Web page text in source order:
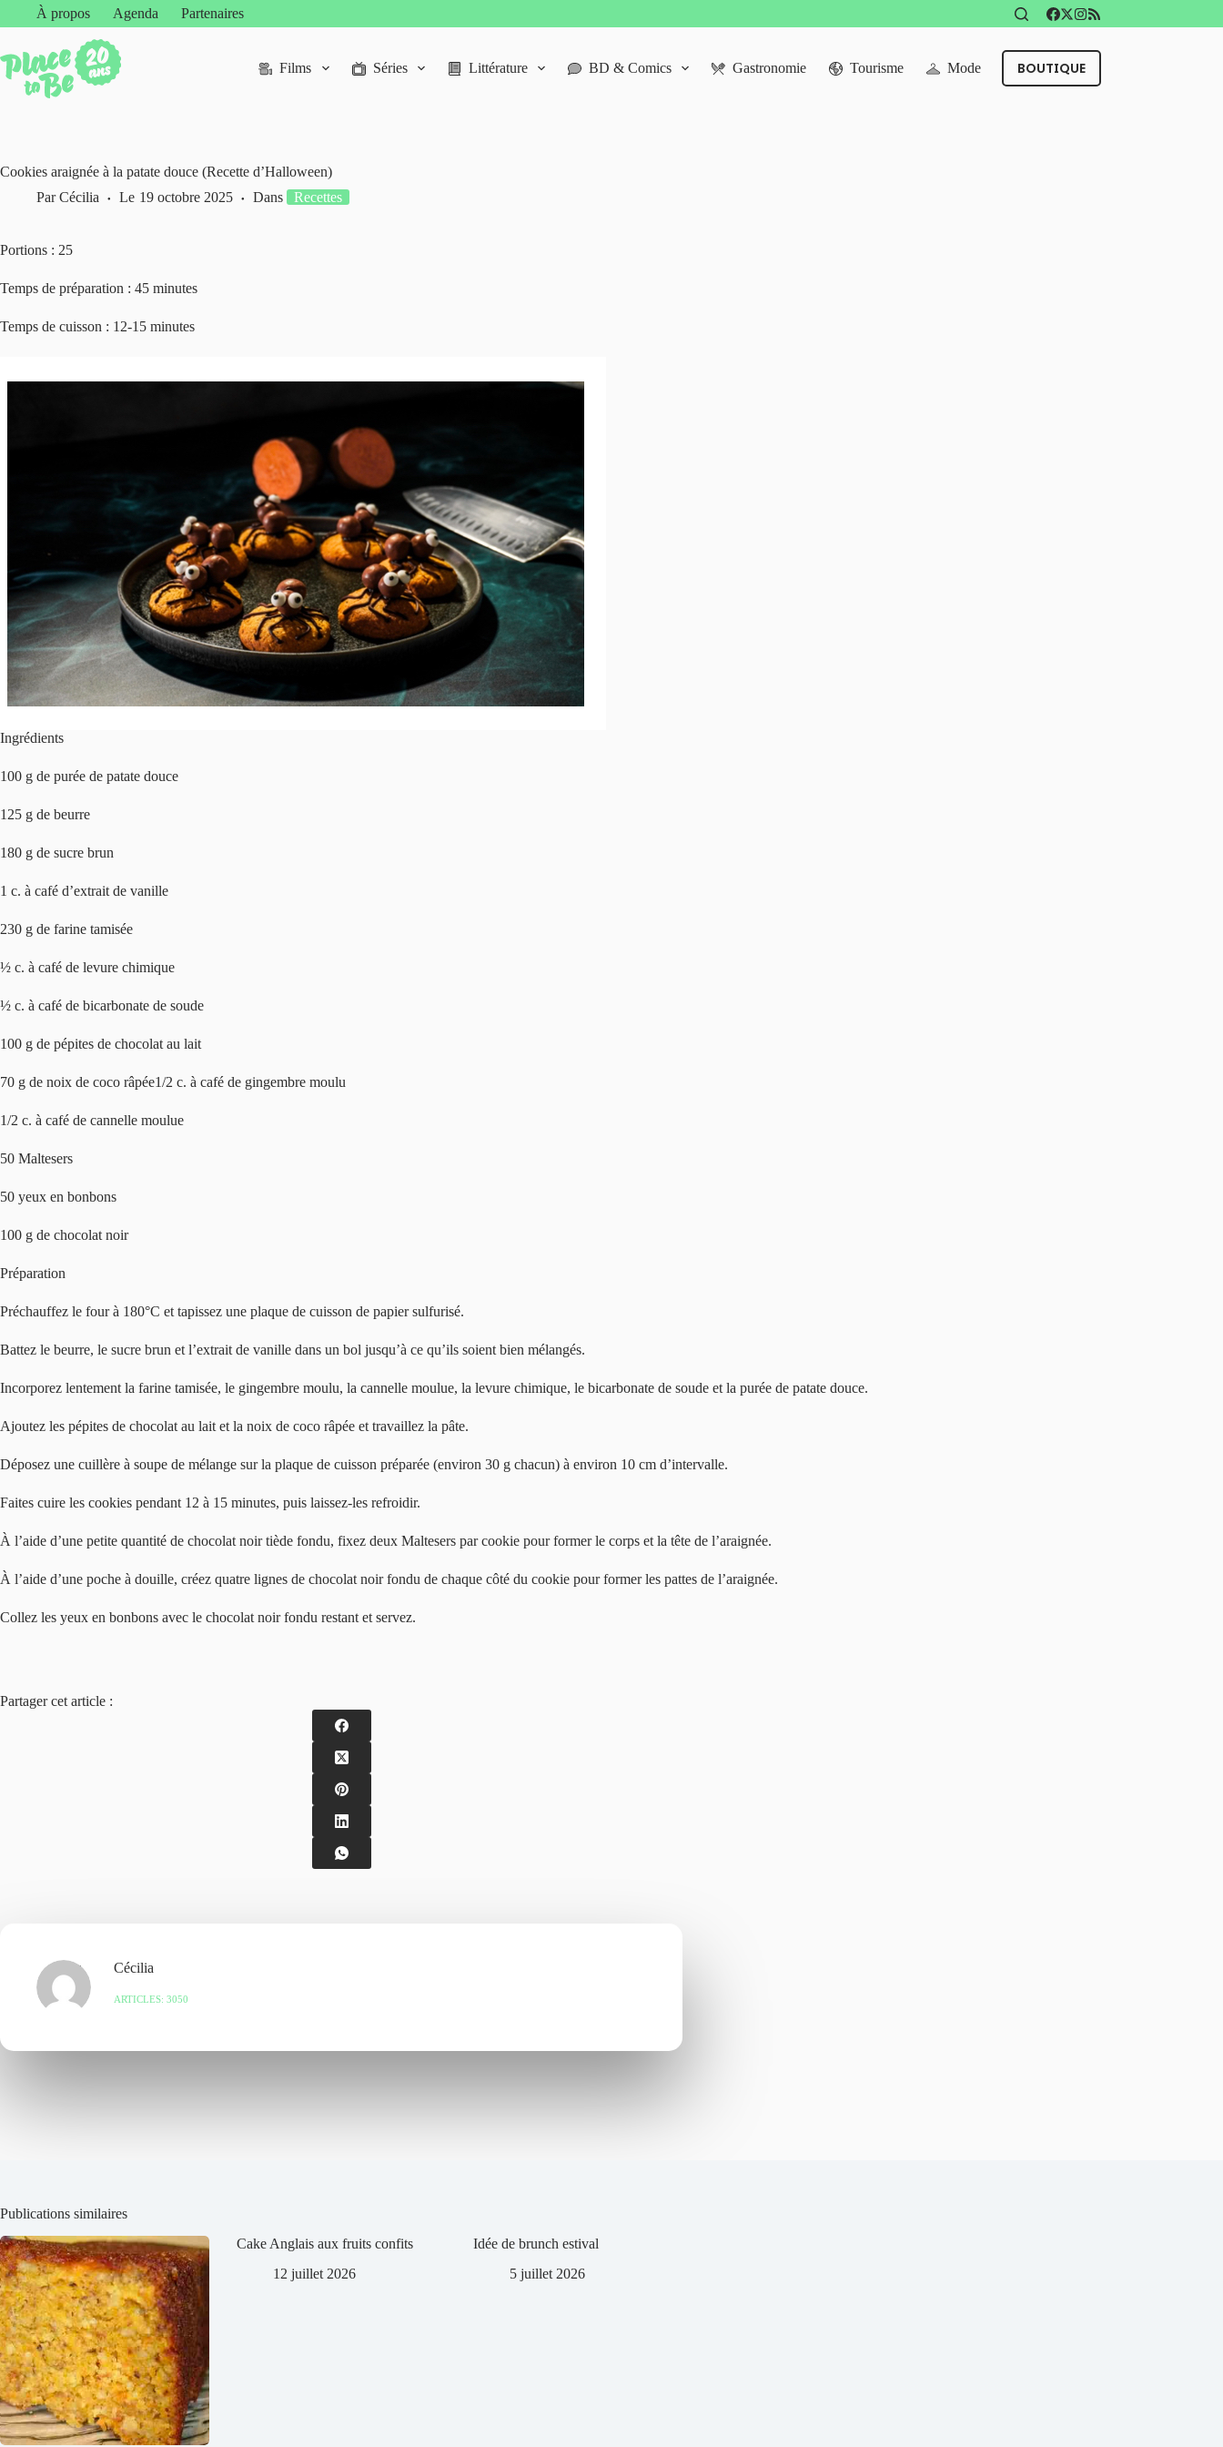
À propos Agenda Partenaires
Films Séries Littérature BD & Comics Gastronomie Tourisme Mode BOUTIQUE
Cookies araignée à la patate douce (Recette d’Halloween)
Par Cécilia Le 19 octobre 2025 Dans Recettes
Portions : 25
Temps de préparation : 45 minutes
Temps de cuisson : 12-15 minutes
Ingrédients
100 g de purée de patate douce
125 g de beurre
180 g de sucre brun
1 c. à café d’extrait de vanille
230 g de farine tamisée
½ c. à café de levure chimique
½ c. à café de bicarbonate de soude
100 g de pépites de chocolat au lait
70 g de noix de coco râpée1/2 c. à café de gingembre moulu
1/2 c. à café de cannelle moulue
50 Maltesers
50 yeux en bonbons
100 g de chocolat noir
Préparation
Préchauffez le four à 180°C et tapissez une plaque de cuisson de papier sulfurisé.
Battez le beurre, le sucre brun et l’extrait de vanille dans un bol jusqu’à ce qu’ils soient bien mélangés.
Incorporez lentement la farine tamisée, le gingembre moulu, la cannelle moulue, la levure chimique, le bicarbonate de soude et la purée de patate douce.
Ajoutez les pépites de chocolat au lait et la noix de coco râpée et travaillez la pâte.
Déposez une cuillère à soupe de mélange sur la plaque de cuisson préparée (environ 30 g chacun) à environ 10 cm d’intervalle.
Faites cuire les cookies pendant 12 à 15 minutes, puis laissez-les refroidir.
À l’aide d’une petite quantité de chocolat noir tiède fondu, fixez deux Maltesers par cookie pour former le corps et la tête de l’araignée.
À l’aide d’une poche à douille, créez quatre lignes de chocolat noir fondu de chaque côté du cookie pour former les pattes de l’araignée.
Collez les yeux en bonbons avec le chocolat noir fondu restant et servez.
Partager cet article :
Cécilia
ARTICLES: 3050
Publications similaires
Cake Anglais aux fruits confits
12 juillet 2026
Idée de brunch estival
5 juillet 2026